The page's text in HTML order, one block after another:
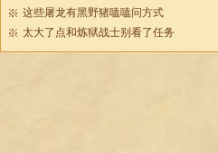
这些屠龙有黑野猪嗑嗑问方式
太大了点和炼狱战士别看了任务